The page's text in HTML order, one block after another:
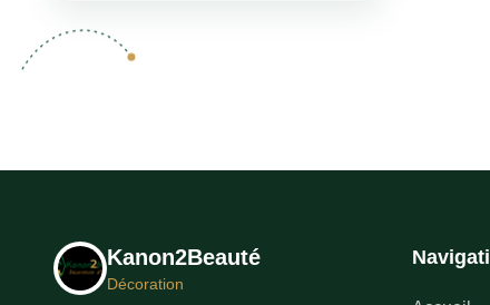
Kanon2Beauté
Décoration